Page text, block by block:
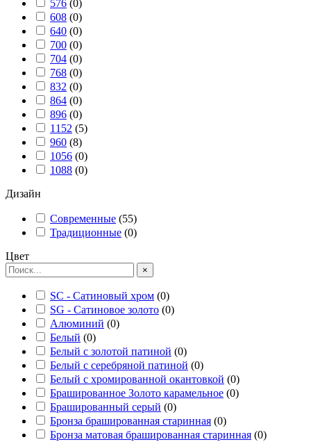
576 (0)
608 (0)
640 (0)
700 (0)
704 (0)
768 (0)
832 (0)
864 (0)
896 (0)
1152 (5)
960 (8)
1056 (0)
1088 (0)
Дизайн
Современные (55)
Традиционные (0)
Цвет
×
SC - Сатиновый хром (0)
SG - Сатиновое золото (0)
Алюминий (0)
Белый (0)
Белый с золотой патиной (0)
Белый с серебряной патиной (0)
Белый с хромированной окантовкой (0)
Брашированное Золото карамельное (0)
Брашированный серый (0)
Бронза брашированная старинная (0)
Бронза матовая брашированная старинная (0)